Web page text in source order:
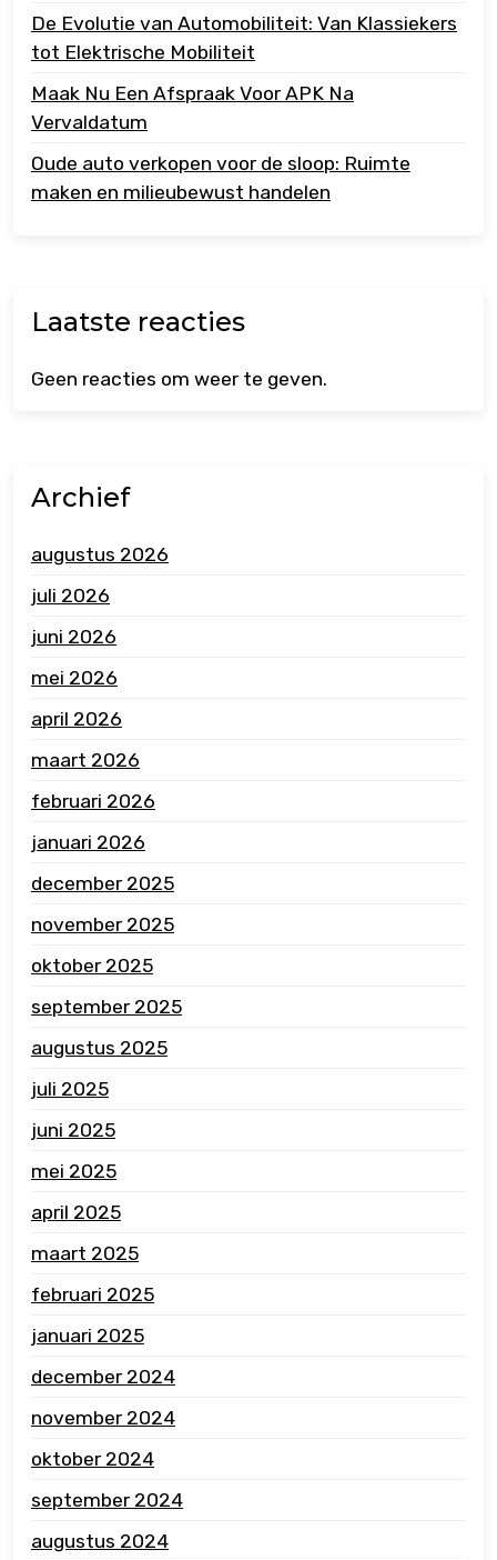
De Evolutie van Automobiliteit: Van Klassiekers
tot Elektrische Mobiliteit
Maak Nu Een Afspraak Voor APK Na
Vervaldatum
Oude auto verkopen voor de sloop: Ruimte
maken en milieubewust handelen
Laatste reacties
Geen reacties om weer te geven.
Archief
augustus 2026
juli 2026
juni 2026
mei 2026
april 2026
maart 2026
februari 2026
januari 2026
december 2025
november 2025
oktober 2025
september 2025
augustus 2025
juli 2025
juni 2025
mei 2025
april 2025
maart 2025
februari 2025
januari 2025
december 2024
november 2024
oktober 2024
september 2024
augustus 2024